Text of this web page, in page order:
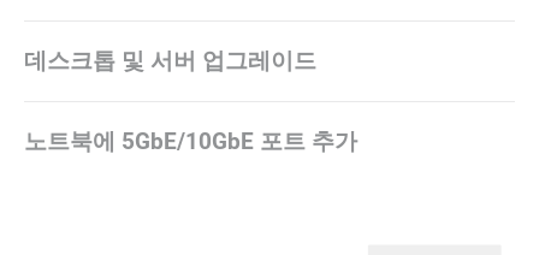
데스크톱 및 서버 업그레이드
노트북에 5GbE/10GbE 포트 추가